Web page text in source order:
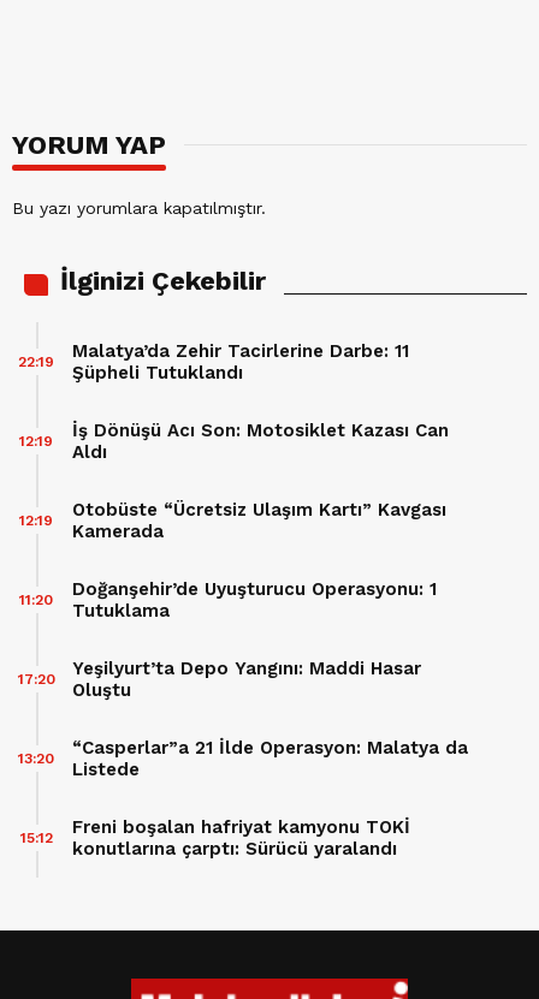
YORUM YAP
Bu yazı yorumlara kapatılmıştır.
İlginizi Çekebilir
Malatya’da Zehir Tacirlerine Darbe: 11
Şüpheli Tutuklandı
22:19
İş Dönüşü Acı Son: Motosiklet Kazası Can
Aldı
12:19
Otobüste “Ücretsiz Ulaşım Kartı” Kavgası
Kamerada
12:19
Doğanşehir’de Uyuşturucu Operasyonu: 1
Tutuklama
11:20
Yeşilyurt’ta Depo Yangını: Maddi Hasar
Oluştu
17:20
“Casperlar”a 21 İlde Operasyon: Malatya da
Listede
13:20
Freni boşalan hafriyat kamyonu TOKİ
konutlarına çarptı: Sürücü yaralandı
15:12